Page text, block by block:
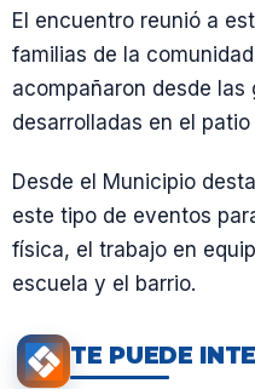
El encuentro reunió a
familias de la
acompañaron desde
desarrolladas en el patio
Desde el Municipio
este tipo de eventos
física, el trabajo en
escuela y el barrio.
TE PUEDE